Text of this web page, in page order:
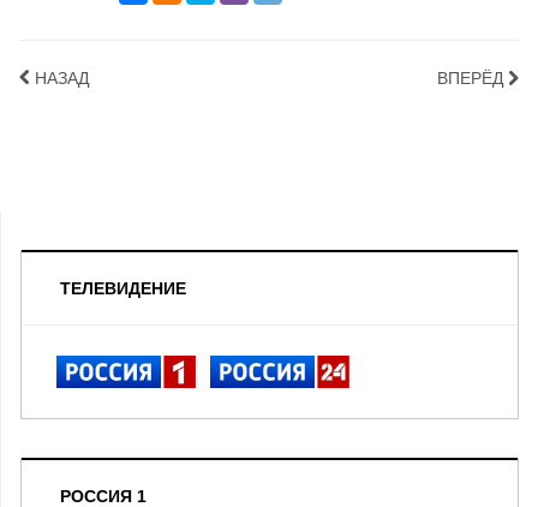
НАЗАД ВПЕРЁД
ТЕЛЕВИДЕНИЕ
РОССИЯ 1